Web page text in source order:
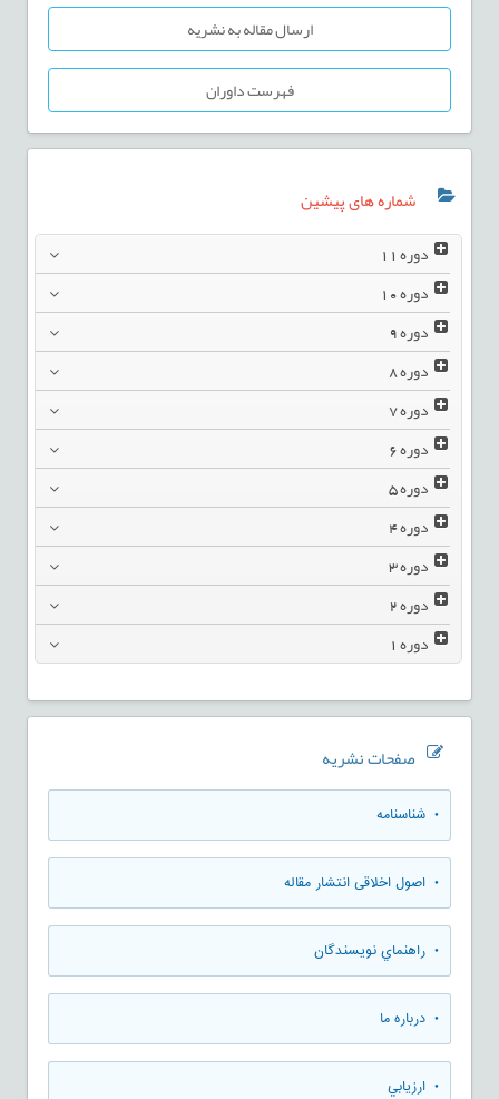
ارسال مقاله به نشریه
فهرست داوران
شماره های پیشین
دوره11
دوره10
دوره9
دوره8
دوره7
دوره6
دوره5
دوره4
دوره3
دوره2
دوره1
صفحات نشریه
• شناسنامه
• اصول اخلاقی انتشار مقاله
• راهنماي نويسندگان
• درباره ما
• ارزيابي